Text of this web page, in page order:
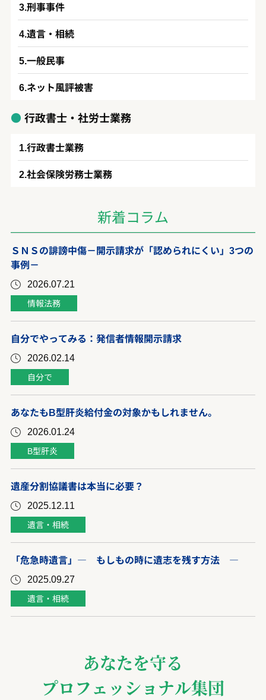
刑事事件
遺言・相続
一般民事
ネット風評被害
行政書士・社労士業務
行政書士業務
社会保険労務士業務
新着コラム
ＳＮＳの誹謗中傷－開示請求が「認められにくい」3つの
事例－
2026.07.21
情報法務
自分でやってみる：発信者情報開示請求
2026.02.14
自分で
あなたもB型肝炎給付金の対象かもしれません。
2026.01.24
B型肝炎
遺産分割協議書は本当に必要？
2025.12.11
遺言・相続
「危急時遺言」― もしもの時に遺志を残す方法 ―
2025.09.27
遺言・相続
あなたを守る
プロフェッショナル集団